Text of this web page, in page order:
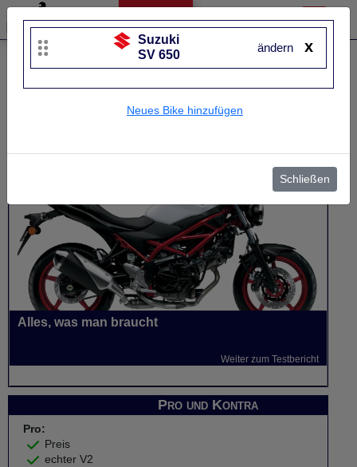
Liste bearbeiten
Suzuki
Baujahr
von 2005 bis 2026~
Alles, was man braucht
Weiter zum Testbericht
Pro und Kontra
Pro:
Preis
echter V2
x
Suzuki
SV 650
ändern
Neues Bike hinzufügen
Schließen